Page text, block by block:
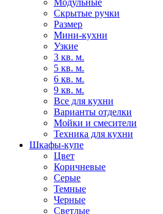
Модульные
Скрытые ручки
Размер
Мини-кухни
Узкие
3 кв. м.
5 кв. м.
6 кв. м.
9 кв. м.
Все для кухни
Варианты отделки
Мойки и смесители
Техника для кухни
Шкафы-купе
Цвет
Коричневые
Серые
Темные
Черные
Светлые